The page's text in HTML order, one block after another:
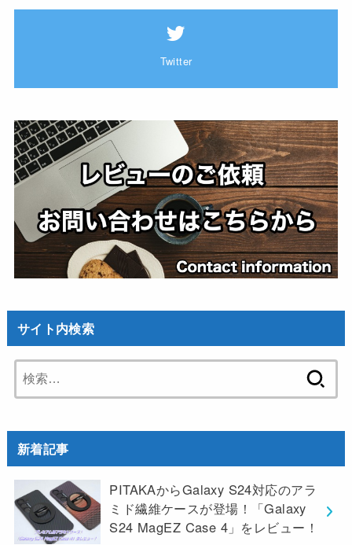
Twitter
サイト内検索
索:
新着記事
PITAKAからGalaxy S24対応のアラ
ミド繊維ケースが登場！「Galaxy
S24 MagEZ Case 4」をレビュー！